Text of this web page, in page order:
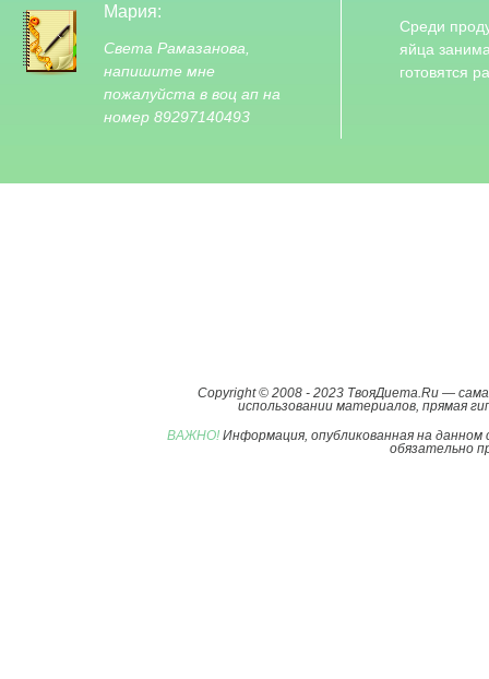
Мария:
Света Рамазанова,
напишите мне
пожалуйста в воц ап на
номер 89297140493
Среди
яйца
готовятся
Copyright © 2008 - 2023 ТвояДиета.Ru —
использовании материалов, прямая
ВАЖНО! Информация, опубликованная на
обязательно